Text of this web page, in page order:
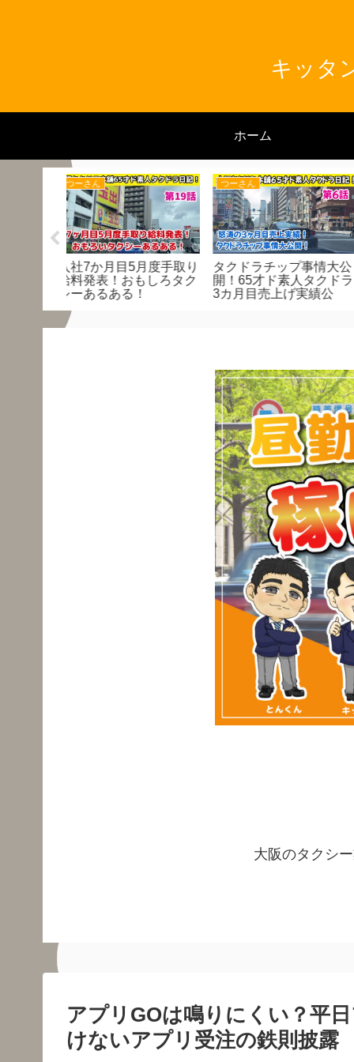
キッタ
ホーム
とんくん
恵みの雨！どうする!?
つーさん
6月度売り上げ発表！
賃値上げでドえらい
起きてます！
大阪のタクシ
アプリGOは鳴りにくい？平
けないアプリ受注の鉄則披露